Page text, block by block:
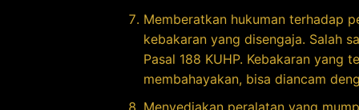
Memberatkan hukuman terhadap
kebakaran yang disengaja. Salah
Pasal 188 KUHP. Kebakaran yang
membahayakan, bisa diancam
Menyediakan peralatan yang